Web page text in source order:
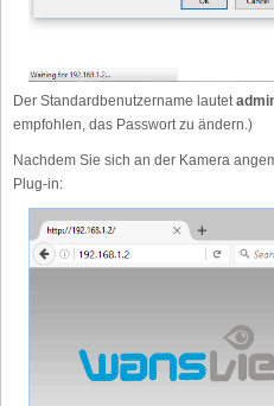
Der Standardbenutzername lautet
empfohlen, das Passwort zu ändern.)
Nachdem Sie sich an der Kamera
Plug-in: